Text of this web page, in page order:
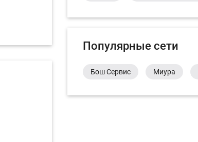
Популярные сети
Бош Сервис Миура